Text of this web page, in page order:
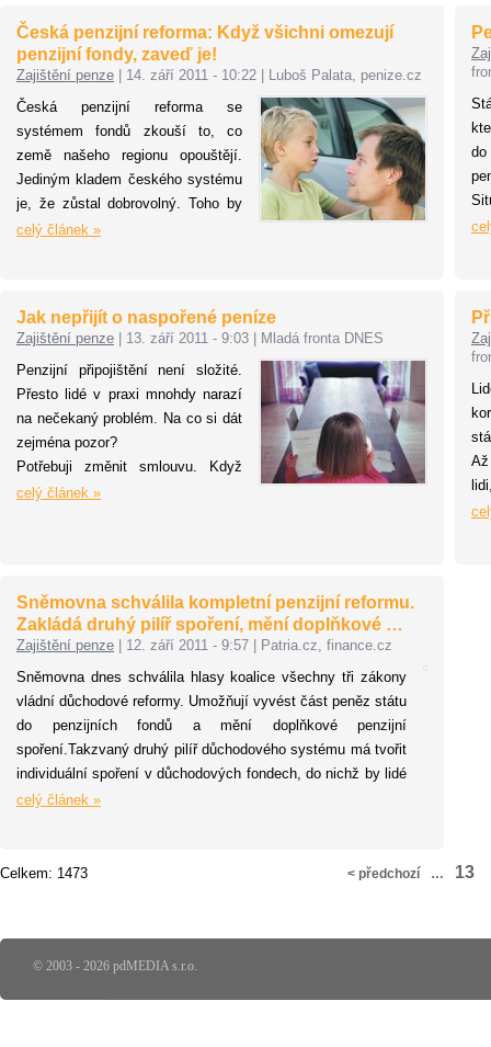
Česká penzijní reforma: Když všichni omezují
penzijní fondy, zaveď je!
Zajištění penze 14. září 2011 - 10:22
Luboš Palata, penize.cz
Česká penzijní reforma se
systémem fondů zkouší to, co
země našeho regionu opouštějí.
Jediným kladem českého systému
je, že zůstal dobrovolný. Toho by
měl každý občan plně využít ke
celý článek »
Jak nepřijít o naspořené peníze
Zajištění penze 13. září 2011 - 9:03
Mladá fronta DNES
Penzijní připojištění není složité.
Přesto lidé v praxi mnohdy narazí
na nečekaný problém. Na co si dát
zejména pozor?
Potřebuji změnit smlouvu. Když
jsem si sjednával penzijní
rodinu a samozřejmě bych chtěl,
aby peníze dostala má nová žena.
celý článek »
Sněmovna schválila kompletní penzijní reformu.
Zakládá druhý pilíř spoření, mění doplňkové …
Zajištění penze 12. září 2011 - 9:57
Patria.cz, finance.cz
Sněmovna dnes schválila hlasy koalice všechny tři zákony
vládní důchodové reformy. Umožňují vyvést část peněz státu
do penzijních fondů a mění doplňkové penzijní
spoření.Takzvaný druhý pilíř důchodového systému má tvořit
individuální spoření v důchodových fondech, do nichž by lidé
převáděli část svých příspěvků státu, které nyní platí do
celý článek »
< předchozí … 13
Celkem: 1473
© 2003 - 2026 pdMEDIA s.r.o.